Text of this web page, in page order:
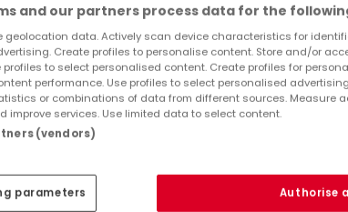
Einfamilienhaus5 Zimmerzum Kaufin
153 m² 5 3 2
and our partners process data for the
geolocation data. Actively scan device characteristics for
Create profiles to personalise content. Store and/or
profiles to select personalised content. Create profiles for
performance. Use profiles to select personalised
or combinations of data from different sources. Measure
improve services. Use limited data to select content.
(vendors)
parameters Authorise